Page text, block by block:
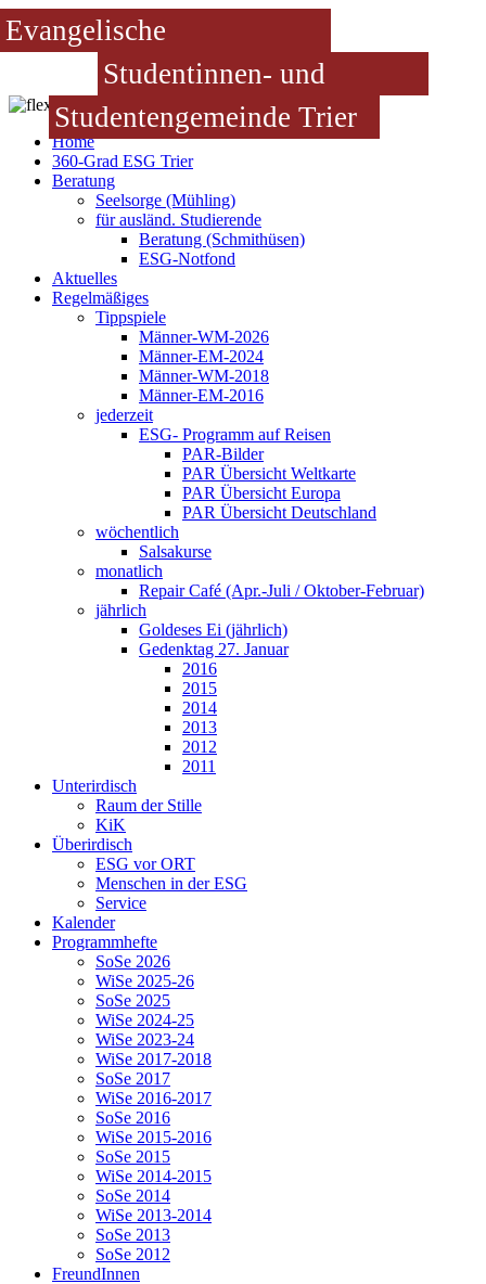
Evangelische
Studentinnen- und
Studentengemeinde Trier
Home
360-Grad ESG Trier
Beratung
Seelsorge (Mühling)
für ausländ. Studierende
Beratung (Schmithüsen)
ESG-Notfond
Aktuelles
Regelmäßiges
Tippspiele
Männer-WM-2026
Männer-EM-2024
Männer-WM-2018
Männer-EM-2016
jederzeit
ESG- Programm auf Reisen
PAR-Bilder
PAR Übersicht Weltkarte
PAR Übersicht Europa
PAR Übersicht Deutschland
wöchentlich
Salsakurse
monatlich
Repair Café (Apr.-Juli / Oktober-Februar)
jährlich
Goldeses Ei (jährlich)
Gedenktag 27. Januar
2016
2015
2014
2013
2012
2011
Unterirdisch
Raum der Stille
KiK
Überirdisch
ESG vor ORT
Menschen in der ESG
Service
Kalender
Programmhefte
SoSe 2026
WiSe 2025-26
SoSe 2025
WiSe 2024-25
WiSe 2023-24
WiSe 2017-2018
SoSe 2017
WiSe 2016-2017
SoSe 2016
WiSe 2015-2016
SoSe 2015
WiSe 2014-2015
SoSe 2014
WiSe 2013-2014
SoSe 2013
SoSe 2012
FreundInnen